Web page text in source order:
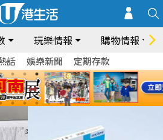
玩樂情報 購物情報
話 娛樂新聞 定期存款